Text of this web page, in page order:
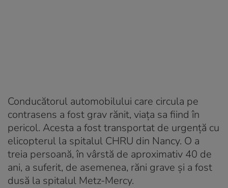
Conducătorul automobilului care circula pe
contrasens a fost grav rănit, viața sa fiind în
pericol. Acesta a fost transportat de urgență cu
elicopterul la spitalul CHRU din Nancy. O a
treia persoană, în vârstă de aproximativ 40 de
ani, a suferit, de asemenea, răni grave și a fost
dusă la spitalul Metz-Mercy.